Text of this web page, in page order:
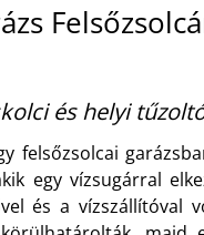
és helyi
felsőzsolcai
egy vízsugárral
és a vízszállítóval